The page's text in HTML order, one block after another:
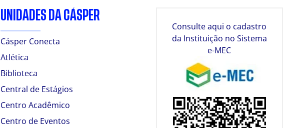
UNIDADES DA CÁSPER
Cásper Conecta
Atlética
Biblioteca
Central de Estágios
Centro Acadêmico
Centro de Eventos
Consulte aqui o cadastro
da Instituição no Sistema
e-MEC